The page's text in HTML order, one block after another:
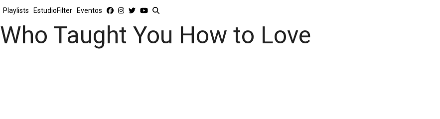
Playlists EstudioFilter Eventos
Who Taught You How to Love